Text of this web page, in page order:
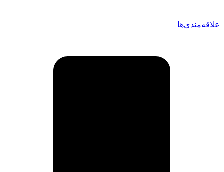
علاقه‌مندی‌ها